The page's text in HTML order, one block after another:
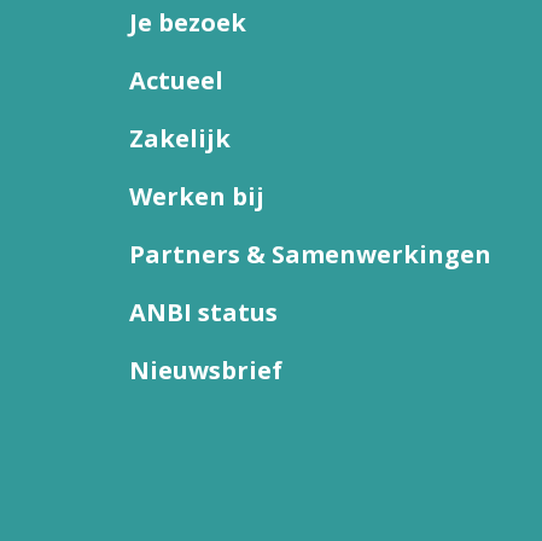
Je bezoek
Actueel
Zakelijk
Werken bij
Partners & Samenwerkingen
ANBI status
Nieuwsbrief